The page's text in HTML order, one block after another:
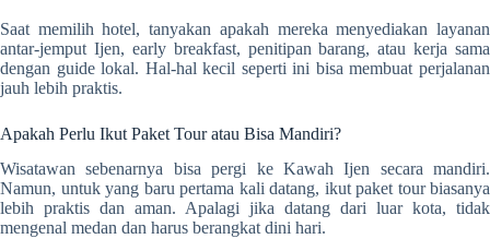
Saat memilih hotel, tanyakan apakah mereka menyediakan layanan
antar-jemput Ijen, early breakfast, penitipan barang, atau kerja sama
dengan guide lokal. Hal-hal kecil seperti ini bisa membuat perjalanan
jauh lebih praktis.
Apakah Perlu Ikut Paket Tour atau Bisa Mandiri?
Wisatawan sebenarnya bisa pergi ke Kawah Ijen secara mandiri.
Namun, untuk yang baru pertama kali datang, ikut paket tour biasanya
lebih praktis dan aman. Apalagi jika datang dari luar kota, tidak
mengenal medan dan harus berangkat dini hari.